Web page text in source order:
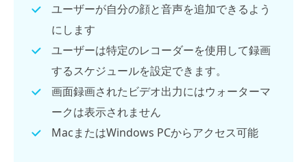
ユーザーが自分の顔と音声を追加できるよう
にします
ユーザーは特定のレコーダーを使用して録画
するスケジュールを設定できます。
画面録画されたビデオ出力にはウォーターマ
ークは表示されません
MacまたはWindows PCからアクセス可能